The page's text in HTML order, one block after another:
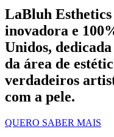
LaBluh
inovadora e
Unidos,
da área de
verdadeiros
com a pele.
QUERO SABER MAIS